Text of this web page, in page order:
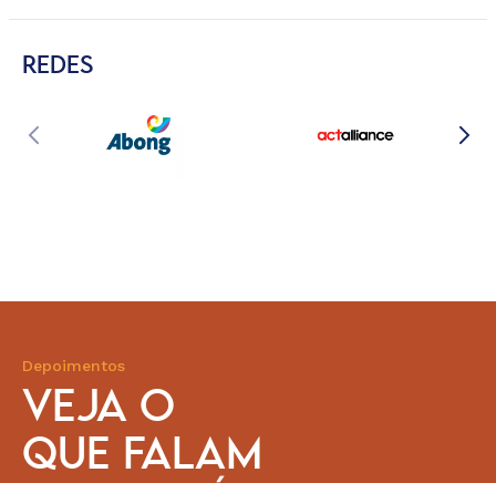
REDES
Depoimentos
VEJA O
QUE FALAM